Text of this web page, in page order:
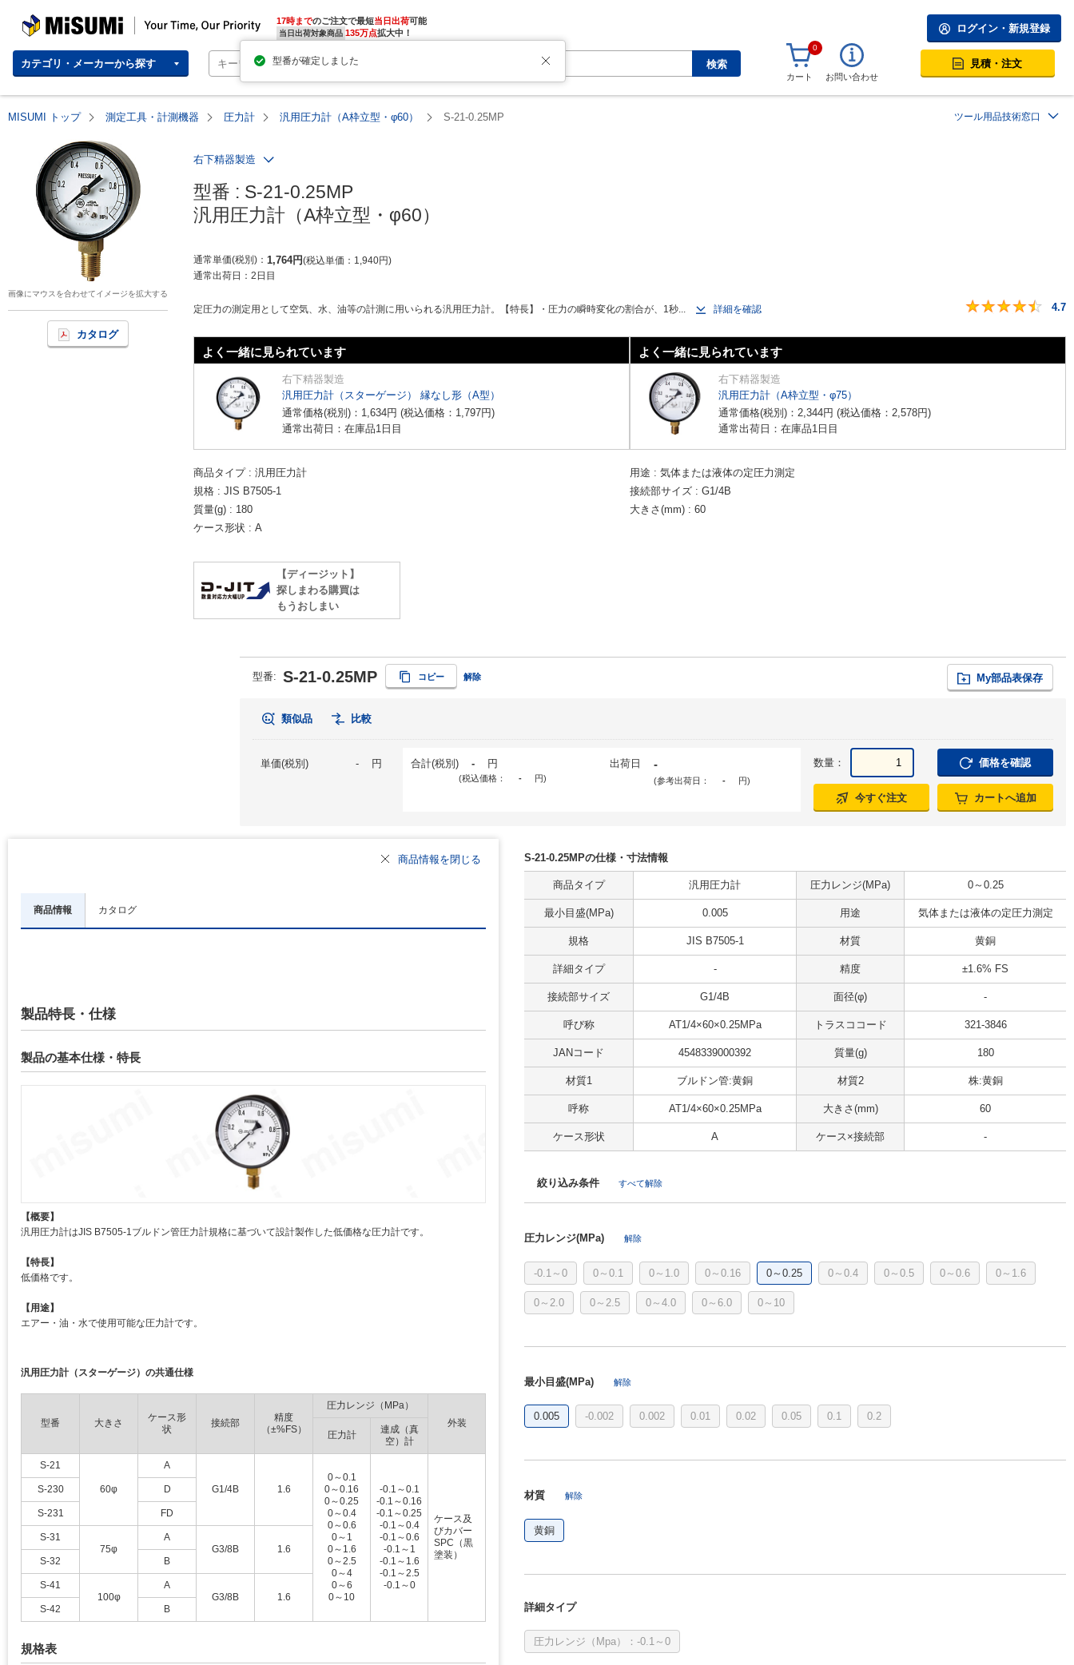
MISUMI | Your Time, Our Priority 17時までのご注文で最短当日出荷
当日出荷対象商品 135万点拡大中！
カテゴリ・メーカーから探す 検索
ログイン・新規登録
0
カート お問い合わせ
見積・注文
MISUMI トップ 測定工具・計測機器 圧力計 汎用圧力計（A枠立型・φ60） S-21-0.25MP ツール用品技術窓口
画像にマウスを合わせてイメージを拡大する
カタログ
右下精器製造
型番 : S-21-0.25MP
汎用圧力計（A枠立型・φ60）
通常単価(税別) 1,764円 税込単価 1,940円
通常出荷日： 2日目
定圧力の測定用として空気、水、油等の計測に用いられる汎用圧力計。【特長】・圧力の瞬時変化の割合が、1秒... 詳細を確認 4.7
よく一緒に見られています
右下精器製造
汎用圧力計（スターゲージ） 縁なし形（A型）
通常価格(税別)： 1,634円 (税込価格： 1,797円)
通常出荷日：在庫品1日目
よく一緒に見られています
右下精器製造
汎用圧力計（A枠立型・φ75）
通常価格(税別)： 2,344円 (税込価格： 2,578円)
通常出荷日：在庫品1日目
商品タイプ 汎用圧力計 用途
気体または液体の定圧力測定
規格
JIS B7505-1 接続部サイズ
G1/4B
質量(g)
180 大きさ(mm)
60
ケース形状
A
【ディージット】
探しまわる購買は
もうおしまい
型番: S-21-0.25MP コピー 解除 My部品表保存
類似品 比較
単価(税別) - 円 合計(税別) - 円
(税込価格： - 円)
出荷日 -
(参考出荷日： - 円)
数量： 価格を確認
今すぐ注文 カートへ追加
商品情報を閉じる
商品情報 カタログ
製品特長・仕様
製品の基本仕様・特長
【概要】
汎用圧力計はJIS B7505-1ブルドン管圧力計規格に基づいて設計製作した低価格な圧力計です。
【特長】
低価格です。
【用途】
エアー・油・水で使用可能な圧力計です。
汎用圧力計（スターゲージ）の共通仕様
型番 大きさ
ケース形
状
接続部
精度
（±%FS）
圧力レンジ（MPa）
外装
圧力計
連成（真
空）計
S-21
60φ
A
G1/4B 1.6
0～0.1
0～0.16
0～0.25
0～0.4
0～0.6
0～1
0～1.6
0～2.5
0～4
0～6
0～10
-0.1～0.1
-0.1～0.16
-0.1～0.25
-0.1～0.4
-0.1～0.6
-0.1～1
-0.1～1.6
-0.1～2.5
-0.1～0
ケース及
びカバー
SPC（黒
塗装）
S-230 D
S-231 FD
S-31
75φ
A
G3/8B
1.6
S-32
B
S-41
100φ
A
G3/8B
1.6
S-42
B
規格表
S-21-0.25MPの仕様・寸法情報
商品タイプ 汎用圧力計 圧力レンジ(MPa) 0～0.25
最小目盛(MPa) 0.005 用途 気体または液体の定圧力測定
規格 JIS B7505-1 材質 黄銅
詳細タイプ - 精度 ±1.6% FS
接続部サイズ G1/4B 面径(φ) -
呼び称 AT1/4×60×0.25MPa トラスココード 321-3846
JANコード 4548339000392 質量(g) 180
材質1 ブルドン管:黄銅 材質2 株:黄銅
呼称 AT1/4×60×0.25MPa 大きさ(mm) 60
ケース形状 A ケース×接続部 -
絞り込み条件 すべて解除
圧力レンジ(MPa) 解除
-0.1～0 0～0.1 0～1.0 0～0.16 0～0.25 0～0.4 0～0.5 0～0.6 0～1.6
0～2.0 0～2.5 0～4.0 0～6.0 0～10
最小目盛(MPa) 解除
0.005 -0.002 0.002 0.01 0.02 0.05 0.1 0.2
材質 解除
黄銅
詳細タイプ
圧力レンジ（Mpa）：-0.1～0